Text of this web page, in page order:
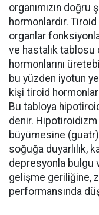
organımızın doğru
hormonlardır.
organlar
ve hastalık
hormonlarını
bu yüzden iyotun
kişi tiroid
Bu tabloya
denir.
büyümesine
soğuğa duyarlılık,
depresyonla bulgu
gelişme geriliğine,
performansında